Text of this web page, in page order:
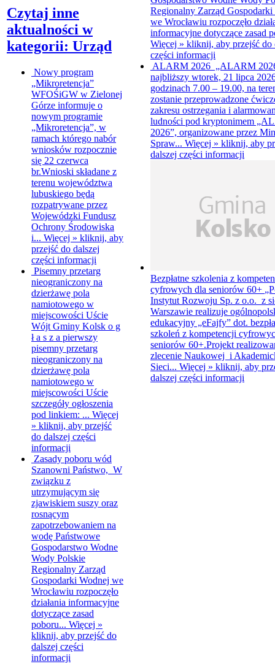
Czytaj inne
aktualności w
kategorii: Urząd
Nowy program
„Mikroretencja”
WFOŚiGW w Zielonej
Górze informuje o
nowym programie
„Mikroretencja”, w
ramach którego nabór
wniosków rozpocznie
się 22 czerwca
br.Wnioski składane z
terenu województwa
lubuskiego będą
rozpatrywane przez
Wojewódzki Fundusz
Ochrony Środowiska
i... Więcej » kliknij, aby
przejść do dalszej
części informacji
Pisemny przetarg
nieograniczony na
dzierżawę pola
namiotowego w
miejscowości Uście
Wójt Gminy Kolsk o g
ł a s z a pierwszy
pisemny przetarg
nieograniczony na
dzierżawę pola
namiotowego w
miejscowości Uście
szczegóły ogłoszenia
pod linkiem: ... Więcej
» kliknij, aby przejść
do dalszej części
informacji
Zasady poboru wód
Szanowni Państwo, W
związku z
utrzymującym się
zjawiskiem suszy oraz
rosnącym
zapotrzebowaniem na
wodę Państwowe
Gospodarstwo Wodne
Wody Polskie
Regionalny Zarząd
Gospodarki Wodnej we
Wrocławiu rozpoczęło
działania informacyjne
dotyczące zasad
poboru... Więcej »
kliknij, aby przejść do
dalszej części
informacji
Regionalny Zarząd Gospodarki
we Wrocławiu rozpoczęło
informacyjne dotyczące zasad
Więcej » kliknij, aby przejść do
części informacji
ALARM 2026 „ALARM
najbliższy wtorek, 21 lipca
godzinach 7.00 – 19.00, na
zostanie przeprowadzone
zakresu ostrzegania i
ludności pod kryptonimem
2026”, organizowane przez
Spraw... Więcej » kliknij, aby
dalszej części informacji
Bezpłatne szkolenia z
cyfrowych dla seniorów 60+
Instytut Rozwoju Sp. z o.o. z
Warszawie realizuje
edukacyjny „eFajfy” dot.
szkoleń z kompetencji
seniorów 60+.Projekt
zlecenie Naukowej i
Sieci... Więcej » kliknij, aby
dalszej części informacji